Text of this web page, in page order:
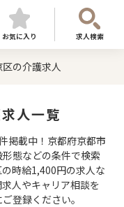
お気に入り 求人検索
の介護求人
人一覧
掲載中！京都府京都市
態などの条件で検索
時給1,400円の求人な
人やキャリア相談を
登録ください。